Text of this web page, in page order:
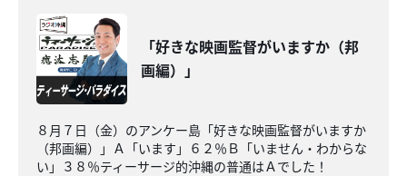
「好きな映画監督がいますか（邦
画編）」
８月７日（金）のアンケー島「好きな映画監督がいますか
（邦画編）」Ａ「います」６２％Ｂ「いません・わからな
い」３８％ティーサージ的沖縄の普通はＡでした！